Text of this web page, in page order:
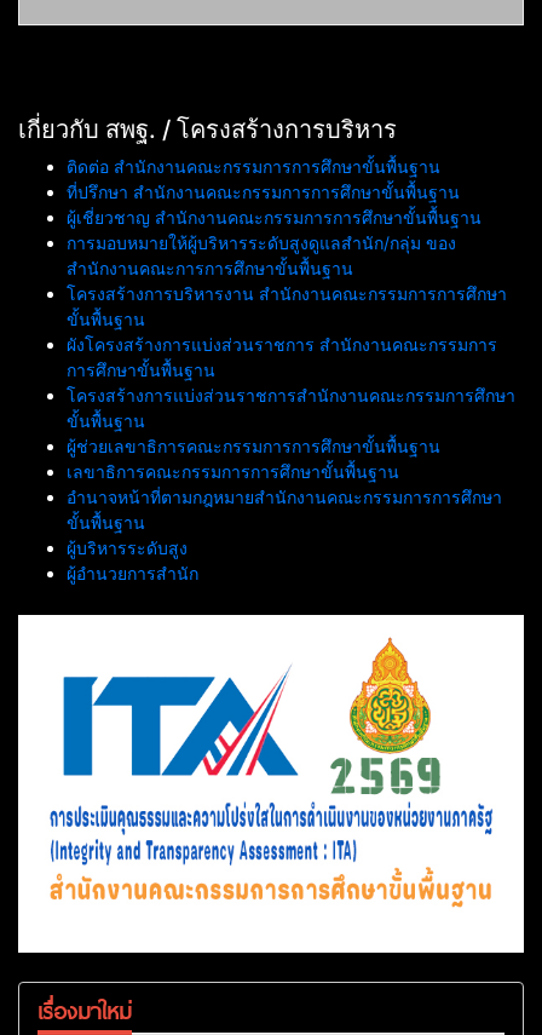
เกี่ยวกับ สพฐ. / โครงสร้างการบริหาร
ติดต่อ สำนักงานคณะกรรมการการศึกษาขั้นพื้นฐาน
ที่ปรึกษา สำนักงานคณะกรรมการการศึกษาขั้นพื้นฐาน
ผู้เชี่ยวชาญ สำนักงานคณะกรรมการการศึกษาขั้นพื้นฐาน
การมอบหมายให้ผู้บริหารระดับสูงดูแลสำนัก/กลุ่ม ของ
สำนักงานคณะการการศึกษาขั้นพื้นฐาน
โครงสร้างการบริหารงาน สำนักงานคณะกรรมการการศึกษา
ขั้นพื้นฐาน
ผังโครงสร้างการแบ่งส่วนราชการ สำนักงานคณะกรรมการ
การศึกษาขั้นพื้นฐาน
โครงสร้างการแบ่งส่วนราชการสำนักงานคณะกรรมการศึกษา
ขั้นพื้นฐาน
ผู้ช่วยเลขาธิการคณะกรรมการการศึกษาขั้นพื้นฐาน
เลขาธิการคณะกรรมการการศึกษาขั้นพื้นฐาน
อำนาจหน้าที่ตามกฎหมายสำนักงานคณะกรรมการการศึกษา
ขั้นพื้นฐาน
ผู้บริหารระดับสูง
ผู้อำนวยการสำนัก
เรื่องมาใหม่